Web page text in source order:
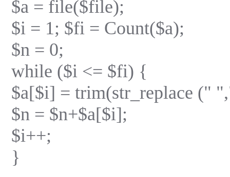
$a = file($file);
$i = 1; $fi = Count($a);
$n = 0;
while ($i <= $fi) {
$a[$i] = trim(str_replace ("
$n = $n+$a[$i];
$i++;
}